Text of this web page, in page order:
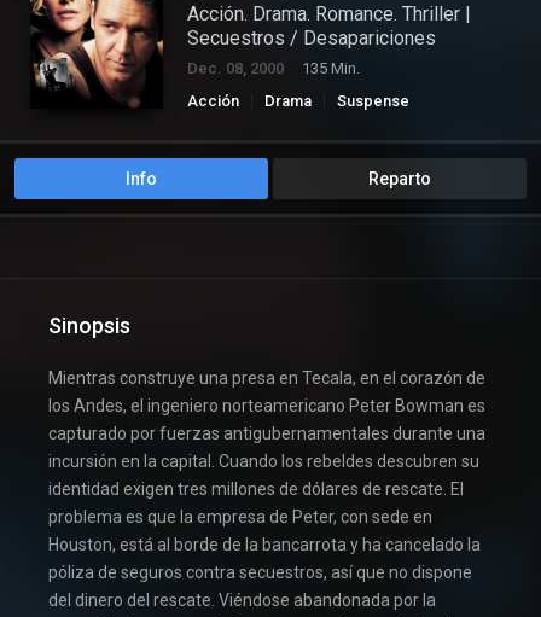
Acción. Drama. Romance. Thriller |
Secuestros / Desapariciones
Dec. 08, 2000
135 Min.
Acción
Drama Suspense
Info Reparto
Sinopsis
Mientras construye una presa en Tecala, en el corazón de
los Andes, el ingeniero norteamericano Peter Bowman es
capturado por fuerzas antigubernamentales durante una
incursión en la capital. Cuando los rebeldes descubren su
identidad exigen tres millones de dólares de rescate. El
problema es que la empresa de Peter, con sede en
Houston, está al borde de la bancarrota y ha cancelado la
póliza de seguros contra secuestros, así que no dispone
del dinero del rescate. Viéndose abandonada por la